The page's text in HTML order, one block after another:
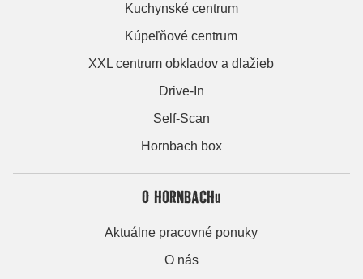
Kuchynské centrum
Kúpeľňové centrum
XXL centrum obkladov a dlažieb
Drive-In
Self-Scan
Hornbach box
O HORNBACHu
Aktuálne pracovné ponuky
O nás